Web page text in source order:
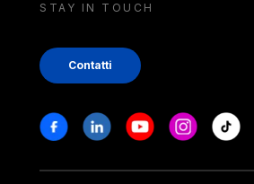
STAY IN TOUCH
Contatti
Stay in touch
FacebookLinkedinYoutubeInstagram
Tiktok